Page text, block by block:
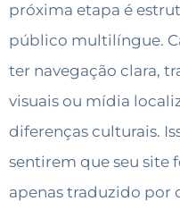
próxima etapa é
público multilíngue.
ter navegação clara,
visuais ou mídia
diferenças culturais.
sentirem que seu site
apenas traduzido por